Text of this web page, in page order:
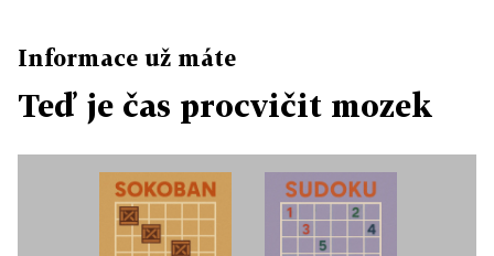
Informace už máte
Teď je čas procvičit mozek